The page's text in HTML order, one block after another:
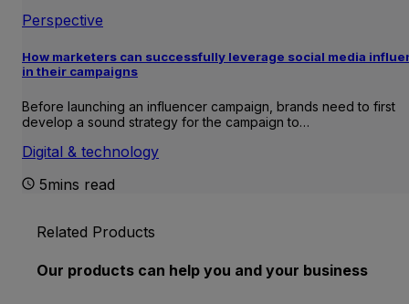
Perspective
How marketers can successfully leverage social media
in their campaigns
Before launching an influencer campaign, brands need to first
develop a sound strategy for the campaign to…
Digital & technology
5mins read
Related Products
Our products can help you and your business